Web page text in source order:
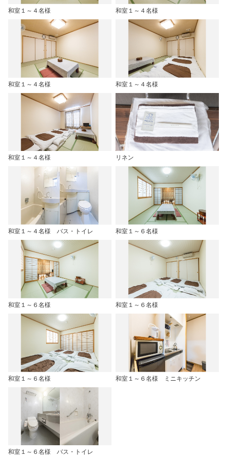
和室１～４名様 和室１～４名様
和室１～４名様 和室１～４名様
和室１～４名様 リネン
和室１～４名様 バス・トイレ 和室１～６名様
和室１～６名様 和室１～６名様
和室１～６名様 和室１～６名様 ミニキッチン
和室１～６名様 バス・トイレ